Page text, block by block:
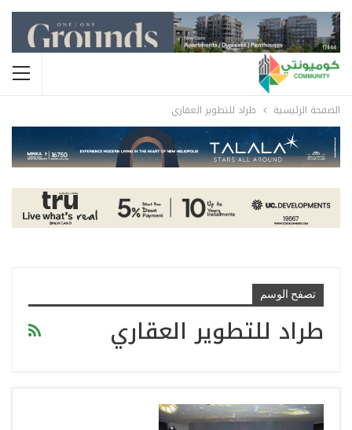
الصفحة الرئيسية طراد للتطوير العقاري
تصفح الوسم
طراد للتطوير العقاري